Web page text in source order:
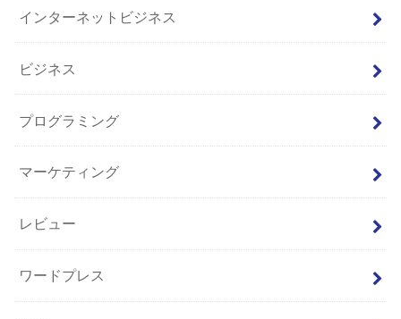
インターネットビジネス
ビジネス
プログラミング
マーケティング
レビュー
ワードプレス